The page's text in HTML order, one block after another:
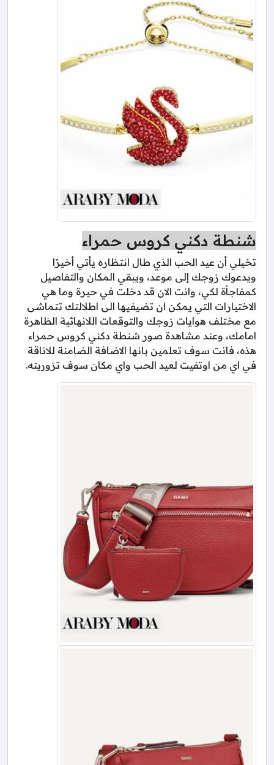
شنطة دكني كروس حمراء
تخيلي أن عيد الحب الذي طال انتظاره يأتي أخيرًا
ويدعوك زوجك إلى موعد، ويبقي المكان والتفاصيل
كمفاجأة لكي، وانت الان قد دخلت في حيرة وما هي
الاختيارات التي يمكن ان تضيفيها الى اطلالتك تتماشى
مع مختلف هوايات زوجك والتوقعات اللانهائية الظاهرة
امامك، وعند مشاهدة صور شنطة دكني كروس حمراء
هذه، فانت سوف تعلمين بانها الاضافة الضامنة للاناقة
في اي من اوتفيت لعيد الحب واي مكان سوف تزورينه.